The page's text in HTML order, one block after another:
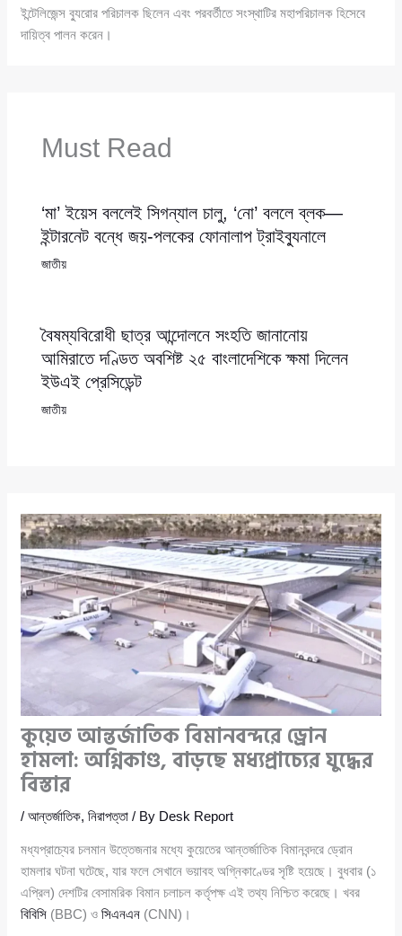
ইন্টেলিজেন্স ব্যুরোর পরিচালক ছিলেন এবং পরবর্তীতে সংস্থাটির মহাপরিচালক হিসেবে
দায়িত্ব পালন করেন।
Must Read
‘মা’ ইয়েস বললেই সিগন্যাল চালু, ‘নো’ বললে ব্লক—
ইন্টারনেট বন্ধে জয়-পলকের ফোনালাপ ট্রাইব্যুনালে
জাতীয়
বৈষম্যবিরোধী ছাত্র আন্দোলনে সংহতি জানানোয়
আমিরাতে দণ্ডিত অবশিষ্ট ২৫ বাংলাদেশিকে ক্ষমা দিলেন
ইউএই প্রেসিডেন্ট
জাতীয়
কুয়েত আন্তর্জাতিক বিমানবন্দরে ড্রোন
হামলা: অগ্নিকাণ্ড, বাড়ছে মধ্যপ্রাচ্যের যুদ্ধের
বিস্তার
/আন্তর্জাতিক,নিরাপত্তা / By Desk Report
মধ্যপ্রাচ্যের চলমান উত্তেজনার মধ্যে কুয়েতের আন্তর্জাতিক বিমানবন্দরে ড্রোন
হামলার ঘটনা ঘটেছে, যার ফলে সেখানে ভয়াবহ অগ্নিকাণ্ডের সৃষ্টি হয়েছে। বুধবার (১
এপ্রিল) দেশটির বেসামরিক বিমান চলাচল কর্তৃপক্ষ এই তথ্য নিশ্চিত করেছে। খবর
বিবিসি (BBC) ওসিএনএন (CNN)।